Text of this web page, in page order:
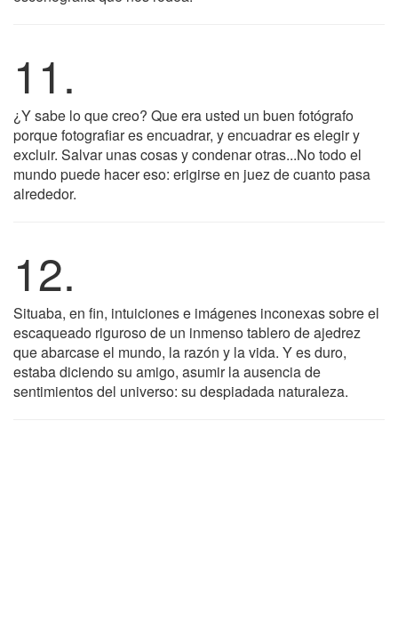
11.
¿Y sabe lo que creo? Que era usted un buen fotógrafo
porque fotografiar es encuadrar, y encuadrar es elegir y
excluir. Salvar unas cosas y condenar otras...No todo el
mundo puede hacer eso: erigirse en juez de cuanto pasa
alrededor.
12.
Situaba, en fin, intuiciones e imágenes inconexas sobre el
escaqueado riguroso de un inmenso tablero de ajedrez
que abarcase el mundo, la razón y la vida. Y es duro,
estaba diciendo su amigo, asumir la ausencia de
sentimientos del universo: su despiadada naturaleza.